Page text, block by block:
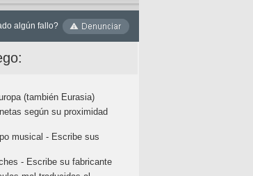
algún fallo?
(también Eurasia)
según su proximidad
musical - Escribe sus
- Escribe su fabricante